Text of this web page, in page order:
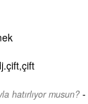
hatırlıyor musun? -